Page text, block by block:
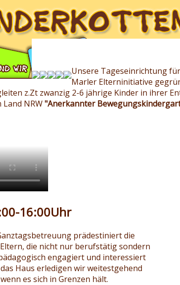
Unsere Tageseinrichtung
Marler Elterninitiative
z.Zt zwanzig 2-6 jährige Kinder in ihrer
Land NRW"Anerkannter
16:00Uhr
prädestiniert die
die nicht nur berufstätig sondern
engagiert und interessiert
Haus erledigen wir weitestgehend
es sich in Grenzen hält.